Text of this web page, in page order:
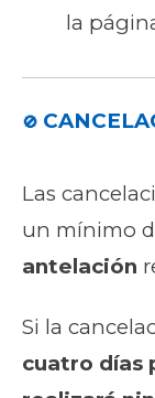
la
🚫
Las
un mínimo
antelación
Si la
cuatro días